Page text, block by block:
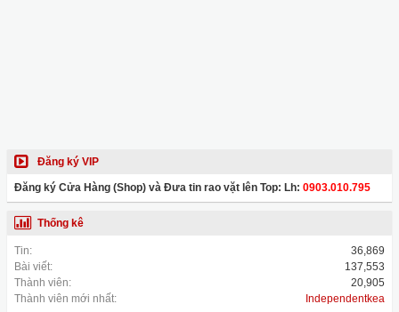
Đăng ký VIP
Đăng ký Cửa Hàng (Shop) và Đưa tin rao vặt lên Top: Lh: 0903.010.795
Thống kê
Tin:
36,869
Bài viết:
137,553
Thành viên:
20,905
Thành viên mới nhất:
Independentkea